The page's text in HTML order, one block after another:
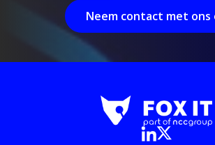
Neem contact met ons